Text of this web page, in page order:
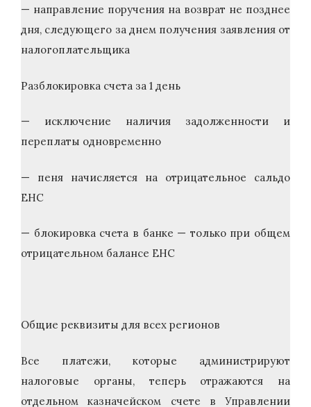
— направление поручения на возврат не позднее
дня, следующего за днем получения заявления от
налогоплательщика
Разблокировка счета за 1 день
— исключение наличия задолженности и
переплаты одновременно
— пеня начисляется на отрицательное сальдо
ЕНС
— блокировка счета в банке — только при общем
отрицательном балансе ЕНС
Общие реквизиты для всех регионов
Все платежи, которые администрируют
налоговые органы, теперь отражаются на
отдельном казначейском счете в Управлении